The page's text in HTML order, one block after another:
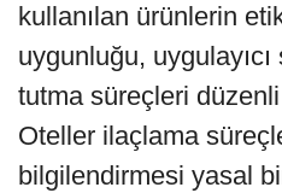
kullanılan ürünlerin
uygunluğu, uygulayıcı
tutma süreçleri
Oteller ilaçlama
bilgilendirmesi yasal